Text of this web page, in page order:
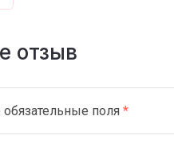
отзыв
обязательные поля *